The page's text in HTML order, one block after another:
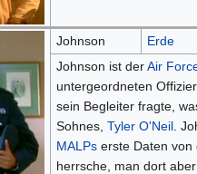
Johnson Erde
Johnson ist derAir
untergeordneten
sein Begleiter fragte,
Sohnes, Tyler O'Neil.
MALPserste Daten von
herrsche, man dort